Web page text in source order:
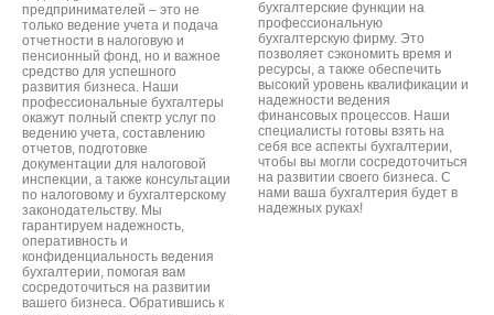
предпринимателей – это не
только ведение учета и подача
отчетности в налоговую и
пенсионный фонд, но и важное
средство для успешного
развития бизнеса. Наши
профессиональные бухгалтеры
окажут полный спектр услуг по
ведению учета, составлению
отчетов, подготовке
документации для налоговой
инспекции, а также консультации
по налоговому и бухгалтерскому
законодательству. Мы
гарантируем надежность,
оперативность и
конфиденциальность ведения
бухгалтерии, помогая вам
сосредоточиться на развитии
вашего бизнеса. Обратившись к
бухгалтерские функции на
профессиональную
бухгалтерскую фирму. Это
позволяет сэкономить время и
ресурсы, а также обеспечить
высокий уровень квалификации и
надежности ведения
финансовых процессов. Наши
специалисты готовы взять на
себя все аспекты бухгалтерии,
чтобы вы могли сосредоточиться
на развитии своего бизнеса. С
нами ваша бухгалтерия будет в
надежных руках!